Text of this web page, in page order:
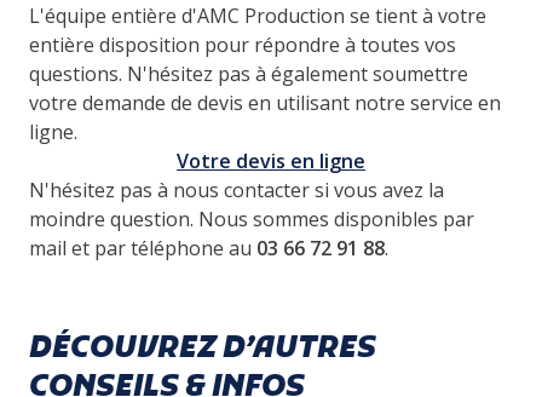
L'équipe entière d'AMC Production se tient à votre
entière disposition pour répondre à toutes vos
questions. N'hésitez pas à également soumettre
votre demande de devis en utilisant notre service en
ligne.
Votre devis en ligne
N'hésitez pas à nous contacter si vous avez la
moindre question. Nous sommes disponibles par
mail et par téléphone au 03 66 72 91 88.
DÉCOUVREZ D’AUTRES
CONSEILS & INFOS